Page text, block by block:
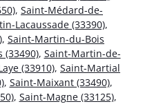
, Saint-Médard-de-
Lacaussade (33390),
, Saint-Martin-du-Bois
(33490), Saint-Martin-de-
(33910), Saint-Martial
, Saint-Maixant (33490),
, Saint-Magne (33125),